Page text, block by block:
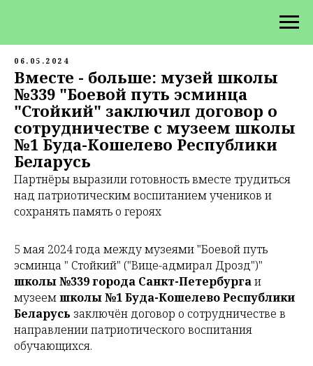
06.05.2024
Вместе - больше: музей школы
№339 "Боевой путь эсминца
"Стойкий" заключил договор о
сотрудничестве с музеем школы
№1 Буда-Кошелево Республики
Беларусь
Партнёры выразили готовность вместе трудиться
над патриотическим воспитанием учеников и
сохранять память о героях
5 мая 2024 года между музеями "Боевой путь
эсминца " Стойкий" ("Вице-адмирал Дрозд")"
школы №339 города Санкт-Петербургаи
музеемшколы №1 Буда-Кошелево Республики
Беларусь заключён договор о сотрудничестве в
направлении патриотического воспитания
обучающихся.